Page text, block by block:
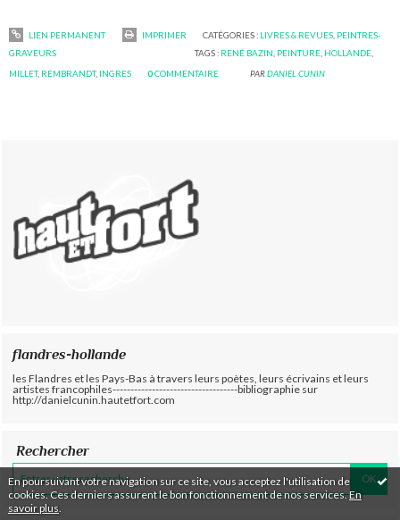
En poursuivant votre navigation sur ce site, vous acceptez l'utilisation de
cookies. Ces derniers assurent le bon fonctionnement de nos services.En
savoir plus
LIEN PERMANENT IMPRIMER CATÉGORIES : LIVRES & REVUES PEINTRES-
GRAVEURS
TAGS : RENÉ BAZIN PEINTURE, HOLLANDE,
MILLET, REMBRANDT, INGRES 0COMMENTAIRE PARDANIEL CUNIN
flandres-hollande
les Flandres et les Pays-Bas à travers leurs poètes, leurs écrivains et leurs
artistes francophiles-----------------------------------bibliographie sur
http://danielcunin.hautetfort.com
Rechercher